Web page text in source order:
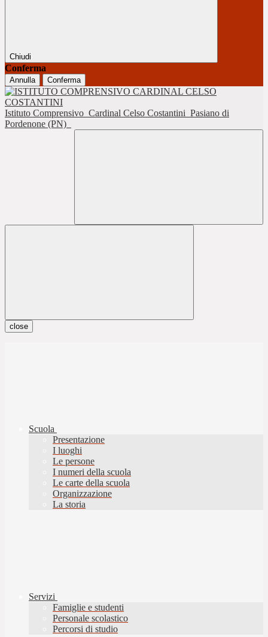
Chiudi
Conferma
Annulla Conferma
Istituto Comprensivo Cardinal Celso Costantini Pasiano di
Pordenone (PN)
close
Scuola
Presentazione
I luoghi
Le persone
I numeri della scuola
Le carte della scuola
Organizzazione
La storia
Servizi
Famiglie e studenti
Personale scolastico
Percorsi di studio